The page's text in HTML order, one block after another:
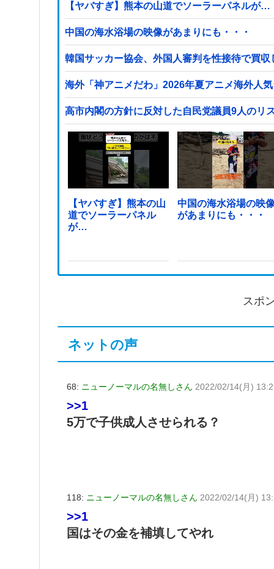
【ヤバすぎ】熊本の山道でソーラーパネルが…
中国の海水浴場の映像があまりにも・・・
韓国サッカー協会、外国人審判を性接待で買収
海外「神アニメだわ」2026年夏アニメ海外人
高市内閣の方針に反対した自民党議員9人の
【ヤバすぎ】熊本の山
道でソーラーパネル
が…
中国の海水浴場の映
があまりにも・・・
スポ
ネットの声
68: ニューノーマルの名無しさん 2022/02/14(月)
>>1
5万で子供成人させられる？
118: ニューノーマルの名無しさん 2022/02/14(月)
>>1
国はその金を補填してやれ